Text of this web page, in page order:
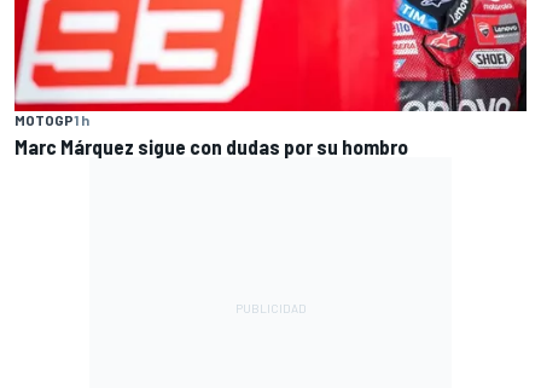
MOTOGP1 h
Marc Márquez sigue con dudas por su hombro